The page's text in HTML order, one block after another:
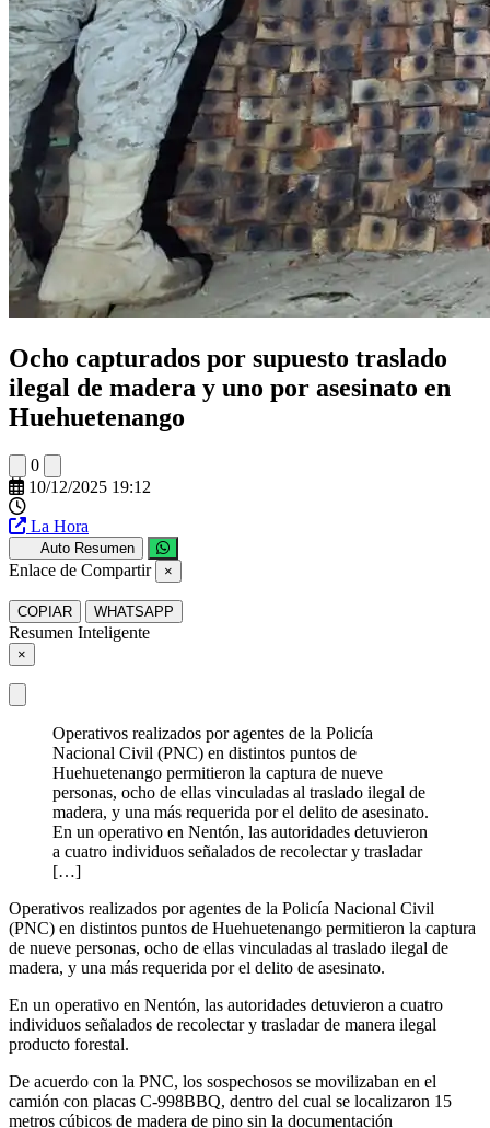
Ocho capturados por supuesto traslado
ilegal de madera y uno por asesinato en
Huehuetenango
0
10/12/2025 19:12
La Hora
Auto Resumen
Enlace de Compartir ×
COPIAR WHATSAPP
Resumen Inteligente
×
Operativos realizados por agentes de la Policía
Nacional Civil (PNC) en distintos puntos de
Huehuetenango permitieron la captura de nueve
personas, ocho de ellas vinculadas al traslado ilegal de
madera, y una más requerida por el delito de asesinato.
En un operativo en Nentón, las autoridades detuvieron
a cuatro individuos señalados de recolectar y trasladar
[…]
Operativos realizados por agentes de la Policía Nacional Civil
(PNC) en distintos puntos de Huehuetenango permitieron la captura
de nueve personas, ocho de ellas vinculadas al traslado ilegal de
madera, y una más requerida por el delito de asesinato.
En un operativo en Nentón, las autoridades detuvieron a cuatro
individuos señalados de recolectar y trasladar de manera ilegal
producto forestal.
De acuerdo con la PNC, los sospechosos se movilizaban en el
camión con placas C-998BBQ, dentro del cual se localizaron 15
metros cúbicos de madera de pino sin la documentación